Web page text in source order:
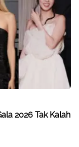
2026 Tak Kalah